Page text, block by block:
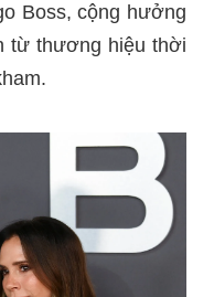
Boss, cộng hưởng
từ thương hiệu thời